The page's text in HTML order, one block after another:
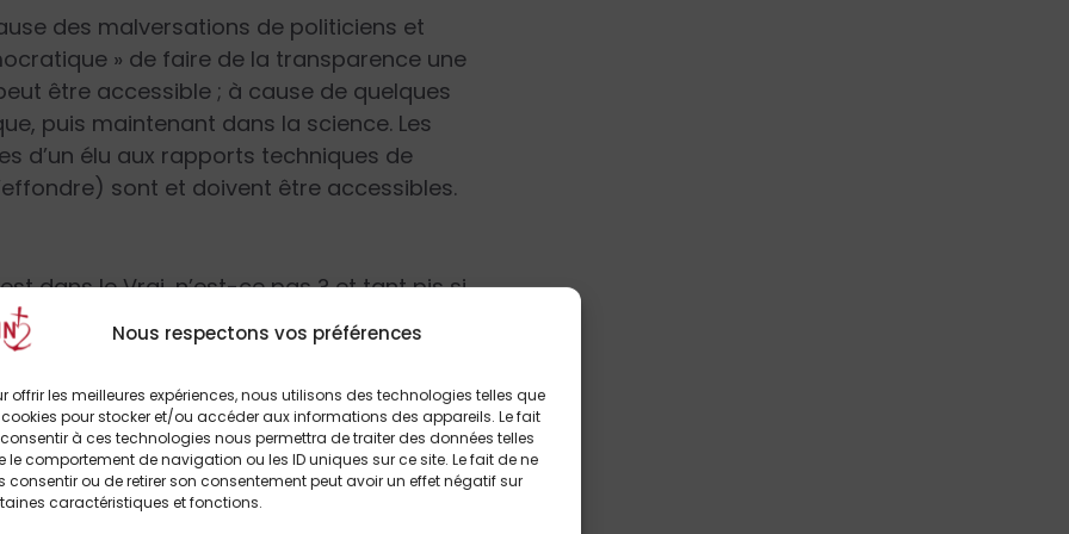
Nous respectons vos préférences
offrir les meilleures expériences, nous utilisons des technologies telles que
pour stocker et/ou accéder aux informations des appareils. Le fait
à ces technologies nous permettra de traiter des données telles
le comportement de navigation ou les ID uniques sur ce site. Le fait de ne
consentir ou de retirer son consentement peut avoir un effet négatif sur
caractéristiques et fonctions.
des malversations de politiciens et
» de faire de la transparence une
être accessible ; à cause de quelques
puis maintenant dans la science. Les
d’un élu aux rapports techniques de
sont et doivent être accessibles.
dans le Vrai, n’est-ce pas ? et tant pis si
est traité au même niveau que la thèse de
du domaine, d’interpréter les données.
rendues accessibles, à la merci de
» divers – ce n’est pas la quantité
que nous pouvons avoir dans une